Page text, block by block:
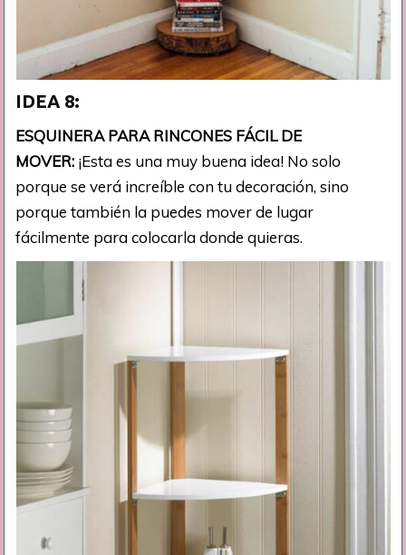
IDEA 8:
ESQUINERA PARA RINCONES FÁCIL DE
MOVER: ¡Esta es una muy buena idea! No solo
porque se verá increíble con tu decoración, sino
porque también la puedes mover de lugar
fácilmente para colocarla donde quieras.